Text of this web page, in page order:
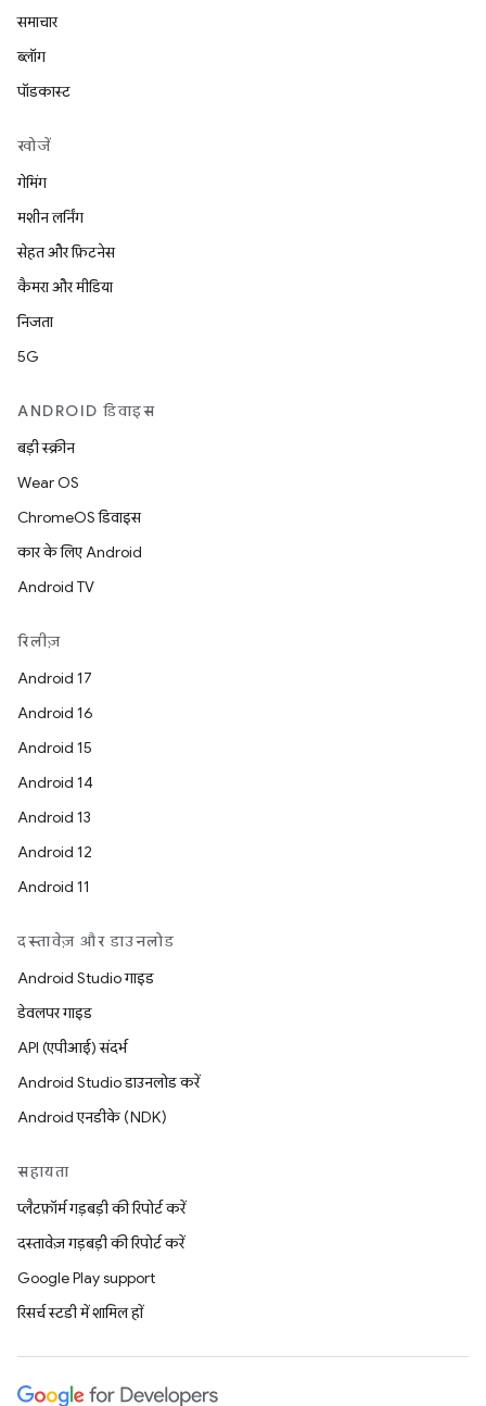
समाचार
ब्लॉग
पॉडकास्ट
खोजें
गेमिंग
मशीन लर्निंग
सेहत और फ़िटनेस
कैमरा और मीडिया
निजता
5G
ANDROID डिवाइस
बड़ी स्क्रीन
Wear OS
ChromeOS डिवाइस
कार के लिए Android
Android TV
रिलीज़
Android 17
Android 16
Android 15
Android 14
Android 13
Android 12
Android 11
दस्तावेज़ और डाउनलोड
Android Studio गाइड
डेवलपर गाइड
API (एपीआई) संदर्भ
Android Studio डाउनलोड करें
Android एनडीके (NDK)
सहायता
प्लैटफ़ॉर्म गड़बड़ी की रिपोर्ट करें
दस्तावेज़ गड़बड़ी की रिपोर्ट करें
Google Play support
रिसर्च स्टडी में शामिल हों